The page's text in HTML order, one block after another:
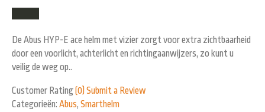
De Abus HYP-E ace helm met vizier zorgt voor extra zichtbaarheid
door een voorlicht, achterlicht en richtingaanwijzers, zo kunt u
veilig de weg op..
Customer Rating (0) Submit a Review
Categorieën: Abus, Smarthelm